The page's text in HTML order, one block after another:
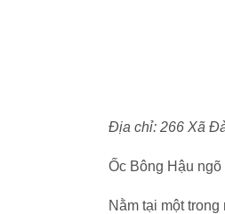
Địa chỉ: 266 Xã
Ốc Bông Hậu ngõ
Nằm tại một